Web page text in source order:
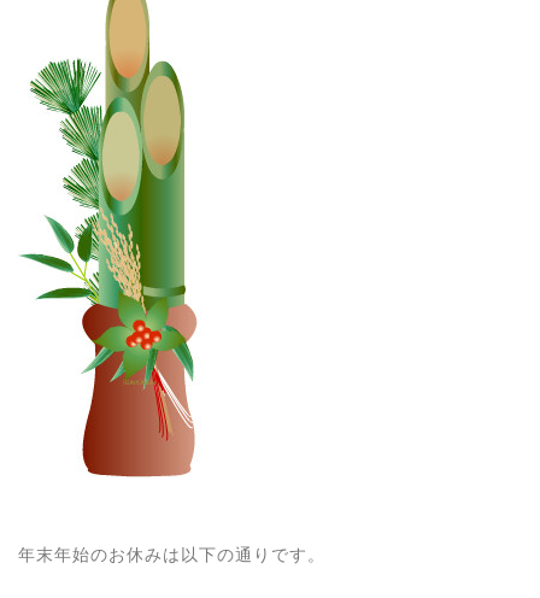
年末年始のお休みは以下の通りです。